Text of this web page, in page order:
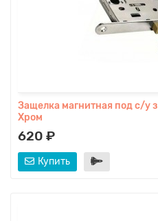
Защелка магнитная под с/у
Хром
620 ₽
Купить